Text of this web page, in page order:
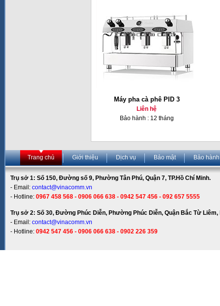
Máy pha cà phê PID 3
Liên hệ
Bảo hành : 12 tháng
Trang chủ Giới thiệu Dịch vụ Bảo mật Bảo hành
Trụ sở 1: Số 150, Đường số 9, Phường Tân Phú, Quận 7, TP.Hồ Chí Minh.
- Email: contact@vinacomm.vn
- Hotline: 0967 458 568 - 0906 066 638 - 0942 547 456 - 092 657 5555
Trụ sở 2: Số 30, Đường Phúc Diễn, Phường Phúc Diễn, Quận Bắc Từ Liêm,
- Email: contact@vinacomm.vn
- Hotline: 0942 547 456 - 0906 066 638 - 0902 226 359